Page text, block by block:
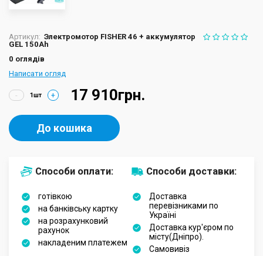
Артикул: Электромотор FISHER 46 + аккумулятор
GEL 150Ah
0 оглядів
Написати огляд
- + 17 910грн.
До кошика
Способи оплати:
готівкою
на банківську картку
на розрахунковий
рахунок
накладеним платежем
Способи доставки:
Доставка
перевізниками по
Україні
Доставка кур'єром по
місту(Дніпро).
Самовивіз